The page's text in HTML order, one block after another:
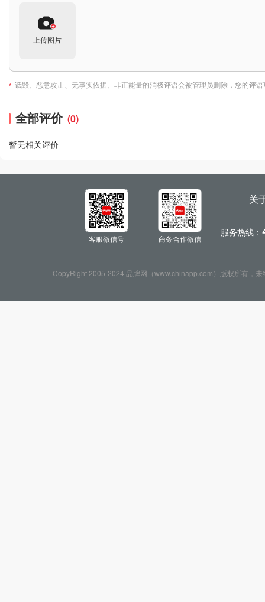
上传图片
* 诋毁、恶意攻击、无事实依据、非正能量的消极评语会被管理员删除，您的评
全部评价 (0)
暂无相关评价
客服微信号 商务合作微信
关
服务热线：
CopyRight 2005-2024 品牌网（www.chinapp.com）版权所有，